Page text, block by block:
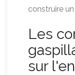
construire
Les
sur